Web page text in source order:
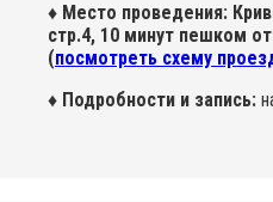
♦ Место проведения:
стр.4, 10 минут пешком
(посмотреть схему
♦ Подробности и запись: